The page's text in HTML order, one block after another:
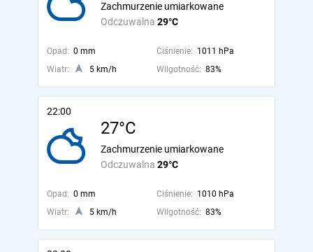
Odczuwalna 29°C
Zachmurzenie umiarkowane
Opad: 0 mm Ciśnienie: 1011 hPa
Wiatr:
5 km/h Wilgotność: 83%
22:00
27°C
Odczuwalna 29°C
Zachmurzenie umiarkowane
Opad: 0 mm Ciśnienie: 1010 hPa
Wiatr:
5 km/h Wilgotność: 83%